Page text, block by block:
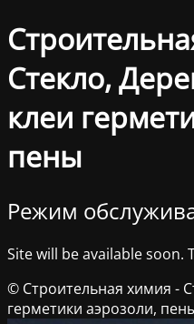
Стекло,
клеи
пены
Режим
Site will be available soon.
© Строительная химия -
герметики аэрозоли,